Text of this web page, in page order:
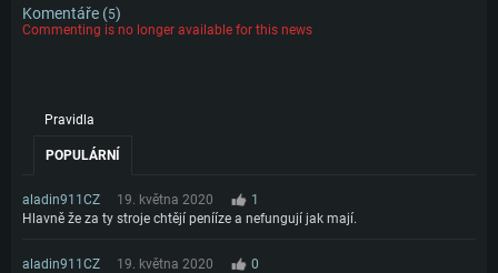
Komentáře (5)
Commenting is no longer available for this news
Pravidla
POPULÁRNÍ
aladin911CZ 19. května 2020
1
Hlavně že za ty stroje chtějí penííze a nefungují jak mají.
aladin911CZ 19. května 2020
0